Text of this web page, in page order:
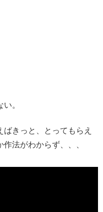
。
きっと、とってもらえ
法がわからず、、、